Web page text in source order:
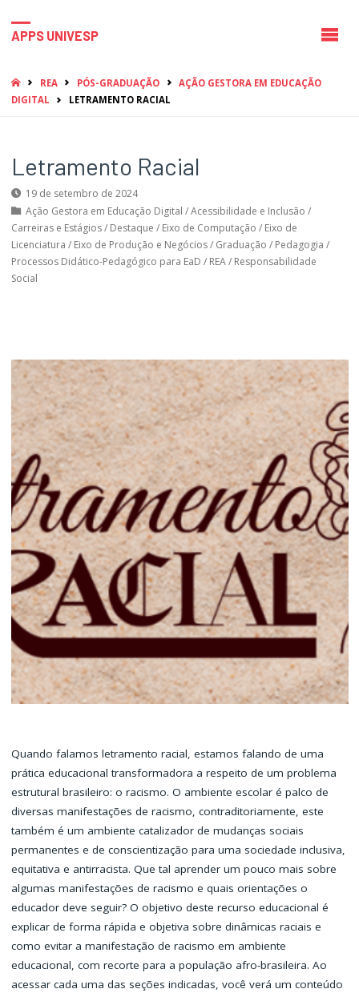
APPS UNIVESP
HOMEREA PÓS-GRADUAÇÃO
AÇÃO GESTORA EM EDUCAÇÃO
DIGITAL
LETRAMENTO RACIAL
Letramento Racial
19 de setembro de 2024
Ação Gestora em Educação Digital /Acessibilidade e Inclusão /
Carreiras e Estágios/ Destaque / Eixo de Computação / Eixo de
Licenciatura / Eixo de Produção e Negócios/ Graduação / Pedagogia /
Processos Didático-Pedagógico para EaD / REA/ Responsabilidade
Social
Quando falamos letramento racial, estamos falando de uma
prática educacional transformadora a respeito de um problema
estrutural brasileiro: o racismo. O ambiente escolar é palco de
diversas manifestações de racismo, contraditoriamente, este
também é um ambiente catalizador de mudanças sociais
permanentes e de conscientização para uma sociedade inclusiva,
equitativa e antirracista. Que tal aprender um pouco mais sobre
algumas manifestações de racismo e quais orientações o
educador deve seguir? O objetivo deste recurso educacional é
explicar de forma rápida e objetiva sobre dinâmicas raciais e
como evitar a manifestação de racismo em ambiente
educacional, com recorte para a população afro-brasileira. Ao
acessar cada uma das seções indicadas, você verá um conteúdo